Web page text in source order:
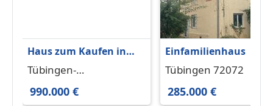
Haus zum Kaufen in
Tübingen-Bebenhausen
Tübingen-
Bebenhausen 72074
990.000 €
Einfamilienhaus
Tübingen 72072
285.000 €